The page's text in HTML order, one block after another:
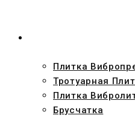
Плитка
Тротуарная
Плитка
Брусчатка